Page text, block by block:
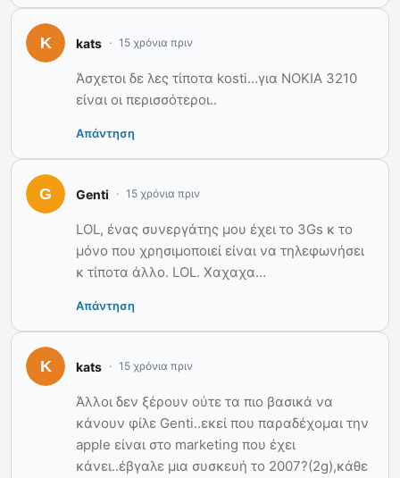
kats 15 χρόνια πριν
Άσχετοι δε λες τίποτα kosti…για ΝΟΚΙΑ 3210
είναι οι περισσότεροι..
Απάντηση
Genti 15 χρόνια πριν
LOL, ένας συνεργάτης μου έχει το 3Gs κ το
μόνο που χρησιμοποιεί είναι να τηλεφωνήσει
κ τίποτα άλλο. LOL. Χαχαχα…
Απάντηση
kats 15 χρόνια πριν
Άλλοι δεν ξέρουν ούτε τα πιο βασικά να
κάνουν φίλε Genti..εκεί που παραδέχομαι την
apple είναι στο marketing που έχει
κάνει..έβγαλε μια συσκευή το 2007?(2g),κάθε